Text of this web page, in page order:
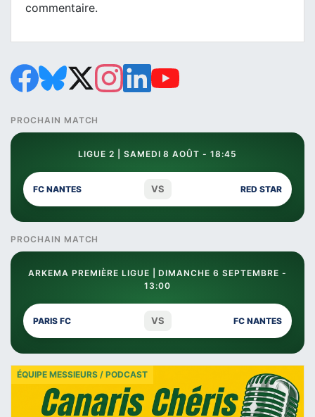
commentaire.
PROCHAIN MATCH
LIGUE 2 | SAMEDI 8 AOÛT - 18:45
FC NANTES VS RED STAR
PROCHAIN MATCH
ARKEMA PREMIÈRE LIGUE | DIMANCHE 6 SEPTEMBRE -
13:00
PARIS FC VS FC NANTES
ÉQUIPE MESSIEURS / PODCAST